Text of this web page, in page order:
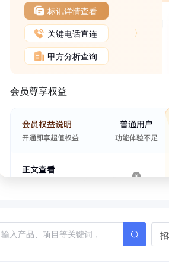
标讯详情查看
关键电话直连
甲方分析查询
会员尊享权益